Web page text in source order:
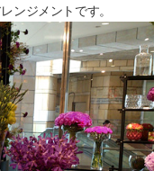
ンジメントです。